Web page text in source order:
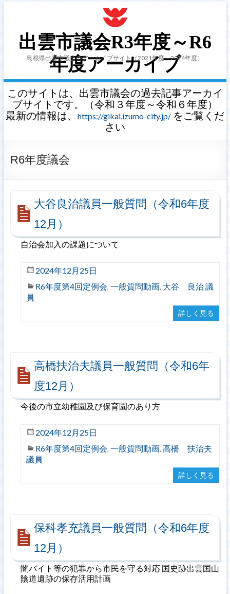
出雲市議会R3年度～R6
年度アーカイブ
島根県出雲市議会のアーカイブサイト（2021年度～2024年度）
このサイトは、出雲市議会の過去記事アーカイ
ブサイトです。（令和３年度～令和６年度）
最新の情報は、
https://gikai.izumo-city.jp/をご覧くだ
さい
R6年度議会
大谷良治議員一般質問（令和6年度
12月）
自治会加入の課題について
2024年12月25日
R6年度第4回定例会, 一般質問動画, 大谷 良治 議
員
詳しく見る
高橋扶治夫議員一般質問（令和6年
度12月）
今後の市立幼稚園及び保育園のあり方
2024年12月25日
R6年度第4回定例会, 一般質問動画, 高橋 扶治夫
議員
詳しく見る
保科孝充議員一般質問（令和6年度
12月）
闇バイト等の犯罪から市民を守る対応 国史跡出雲国山
陰道遺跡の保存活用計画